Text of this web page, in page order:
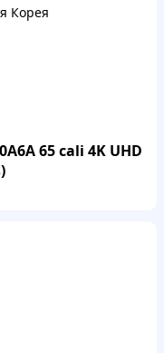
Корея
65 cali 4K UHD